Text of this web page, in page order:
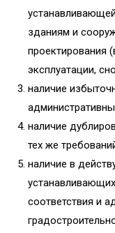
зданиям и
проектирования
эксплуатации,
наличие
наличие
тех же
наличие в
соответствия и